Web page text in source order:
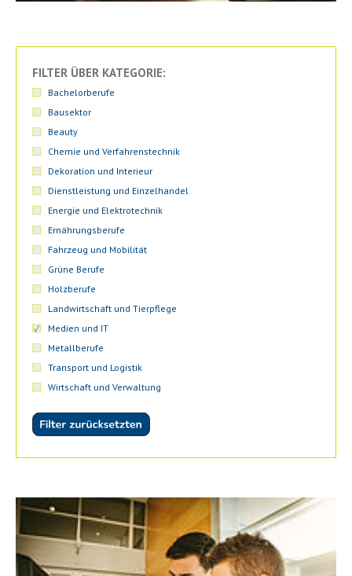
FILTER ÜBER KATEGORIE:
Bachelorberufe
Bausektor
Beauty
Chemie und Verfahrenstechnik
Dekoration und Interieur
Dienstleistung und Einzelhandel
Energie und Elektrotechnik
Ernährungsberufe
Fahrzeug und Mobilität
Grüne Berufe
Holzberufe
Landwirtschaft und Tierpflege
Medien und IT
Metallberufe
Transport und Logistik
Wirtschaft und Verwaltung